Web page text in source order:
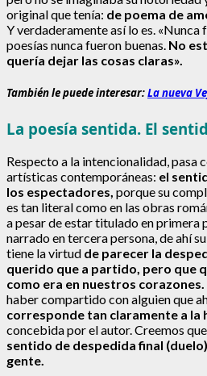
original que tenía: de poema de
Y verdaderamente así lo es. «Nunca
poesías nunca fueron buenas. No
quería dejar las cosas claras».
También le puede interesar:La nueva
La poesía sentida. El
Respecto a la intencionalidad, pasa
artísticas contemporáneas: el
los espectadores, porque su
es tan literal como en las obras
a pesar de estar titulado en primera
narrado en tercera persona, de ahí
tiene la virtud de parecer la
querido que a partido, pero que
como era en nuestros corazones.
haber compartido con alguien que
corresponde tan claramente a la
concebida por el autor. Creemos
sentido de despedida final
gente.